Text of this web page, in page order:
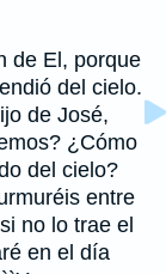
de El, porque
del cielo.
de José,
¿Cómo
del cielo?
entre
no lo trae el
en el día